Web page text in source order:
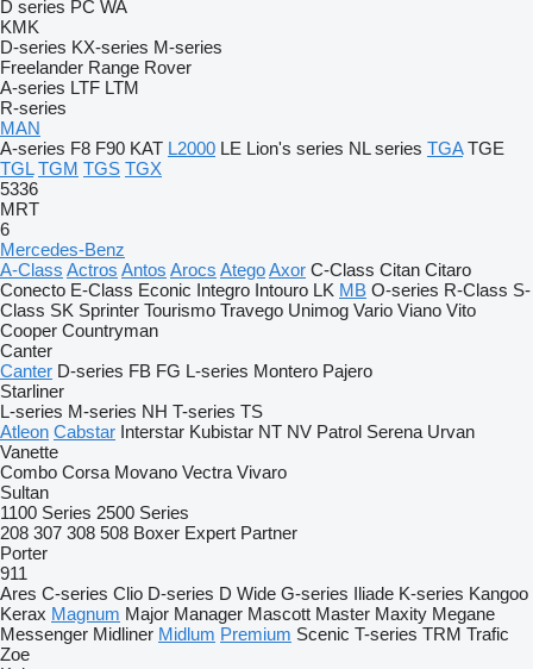
D series PC WA
KMK
D-series KX-series M-series
Freelander Range Rover
A-series LTF LTM
R-series
MAN
A-series F8 F90 KAT L2000 LE Lion's series NL series TGA TGE
TGL TGM TGS TGX
5336
MRT
6
Mercedes-Benz
A-Class Actros Antos Arocs AtegoAxor C-Class Citan Citaro
Conecto E-Class Econic Integro Intouro LK MB O-series R-Class S-
Class SK Sprinter Tourismo Travego Unimog Vario Viano Vito
Cooper Countryman
Canter
Canter D-series FB FG L-series Montero Pajero
Starliner
L-series M-series NH T-series TS
Atleon Cabstar Interstar Kubistar NT NV Patrol Serena Urvan
Vanette
Combo Corsa Movano Vectra Vivaro
Sultan
1100 Series 2500 Series
208 307 308 508 Boxer Expert Partner
Porter
911
Ares C-series Clio D-series D Wide G-series Iliade K-series Kangoo
Kerax Magnum Major Manager Mascott Master Maxity Megane
Messenger Midliner Midlum Premium Scenic T-series TRM Trafic
Zoe